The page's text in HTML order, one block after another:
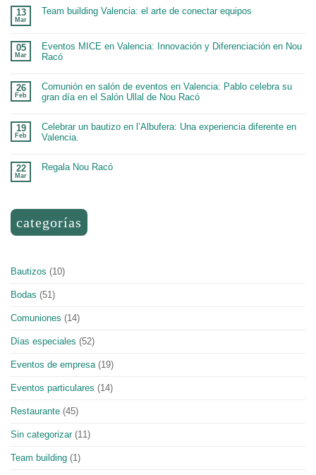
13
Mar
Team building Valencia: el arte de conectar equipos
05
Mar
Eventos MICE en Valencia: Innovación y Diferenciación en Nou
Racó
26
Feb
Comunión en salón de eventos en Valencia: Pablo celebra su
gran día en el Salón Ullal de Nou Racó
19
Feb
Celebrar un bautizo en l’Albufera: Una experiencia diferente en
Valencia.
22
Mar
Regala Nou Racó
categorías
Bautizos (10)
Bodas (51)
Comuniones (14)
Días especiales (52)
Eventos de empresa(19)
Eventos particulares (14)
Restaurante (45)
Sin categorizar(11)
Team building (1)